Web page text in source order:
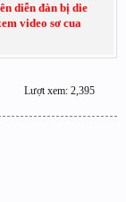
diễn đàn bị die
video sơ cua
Lượt xem: 2,395